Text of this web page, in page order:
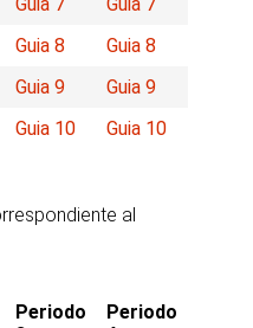
Guia 8
Guia 8
Guia 9
Guia 9
Guia 10 Guia 10
al
Periodo
Periodo